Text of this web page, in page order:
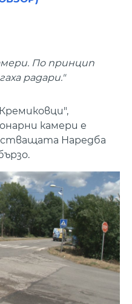
По принцип
радари."
камери е
Наредба